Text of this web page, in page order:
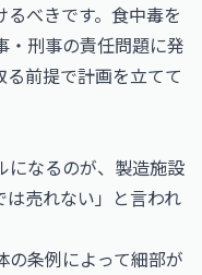
べきです。食中毒を
・刑事の責任問題に発
前提で計画を立てて
になるのが、製造施設
は売れない」と言われ
の条例によって細部が